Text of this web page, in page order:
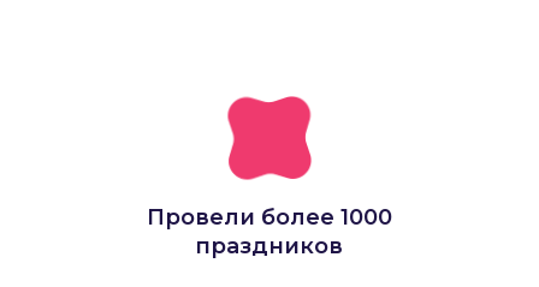
Провели более 1000
праздников